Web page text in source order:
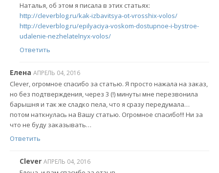
Наталья, об этом я писала в этих статьях:
http://cleverblog.ru/kak-izbavitsya-ot-vrosshix-volos/
http://cleverblog.ru/epilyaciya-voskom-dostupnoe-i-bystroe-
udalenie-nezhelatelnyx-volos/
Ответить
Елена АПРЕЛЬ 04, 2016
Clever, огромное спасибо за статью. Я просто нажала на заказ,
но без подтверждения, через 3 (!) минуты мне перезвонила
барышня и так же сладко пела, что я сразу передумала…
потом наткнулась на Вашу статью. Огромное спасибо!!! Ни за
что не буду заказывать…
Ответить
Clever АПРЕЛЬ 04, 2016